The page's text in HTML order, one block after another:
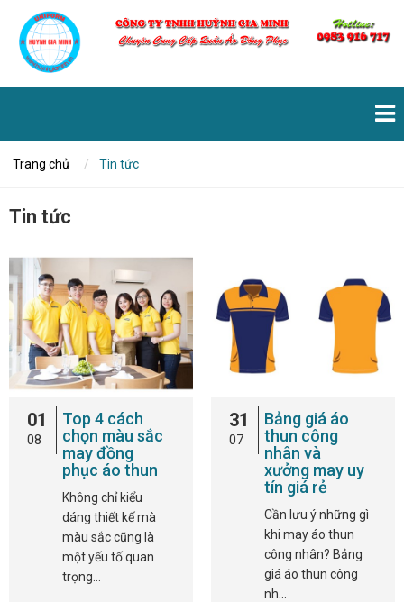
Trang chủ Tin tức
Tin tức
01
08
Top 4 cách
chọn màu sắc
may đồng
phục áo thun
Không chỉ kiểu
dáng thiết kế mà
màu sắc cũng là
một yếu tố quan
trọng…
31
07
Bảng giá áo
thun công
nhân và
xưởng may uy
tín giá rẻ
Cần lưu ý những gì
khi may áo thun
công nhân? Bảng
giá áo thun công
nh…